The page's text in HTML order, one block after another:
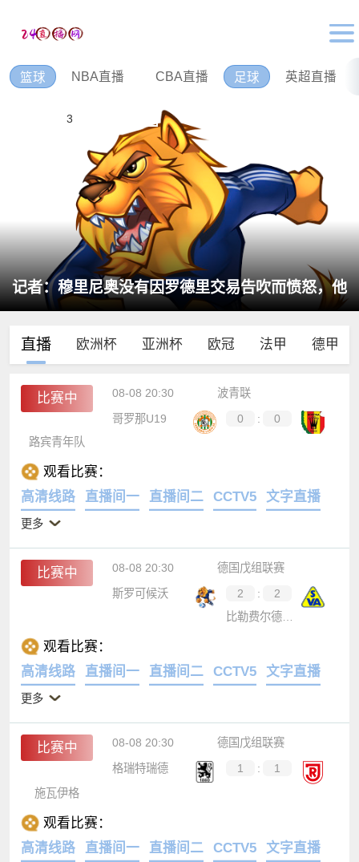
篮球 NBA直播 CBA直播 足球 英超直播
记者：穆里尼奥没有因罗德里交易告吹而愤怒，他
完全信任现有球员
3
直播 欧洲杯 亚洲杯 欧冠 法甲 德甲
比赛中 08-08 20:30
波青联
哥罗那U19
0 :
0
路宾青年队
观看比赛：
高清线路
直播间一 直播间二 CCTV5 文字直播
更多
比赛中 08-08 20:30
德国戊组联赛
斯罗可候沃
2 :
2
比勒费尔德B队
观看比赛：
高清线路
直播间一 直播间二 CCTV5 文字直播
更多
比赛中 08-08 20:30
德国戊组联赛
格瑞特瑞德
1 :
1
施瓦伊格
观看比赛：
高清线路
直播间一 直播间二 CCTV5 文字直播